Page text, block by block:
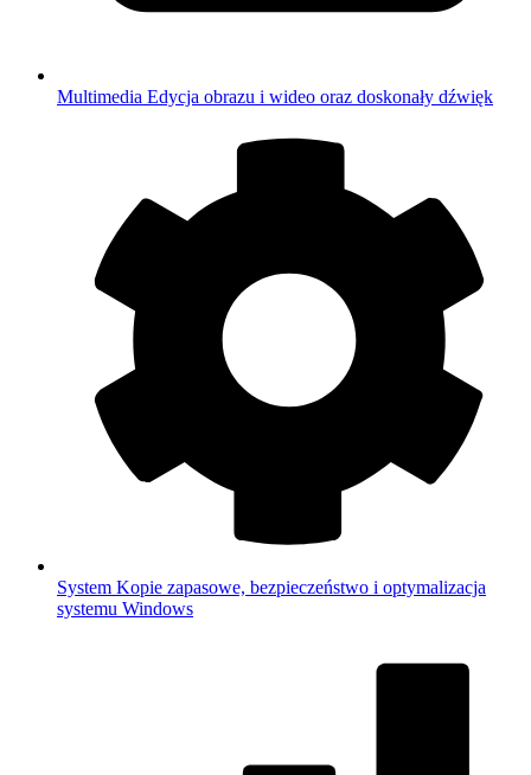
Multimedia Edycja obrazu i wideo oraz doskonały dźwięk
System Kopie zapasowe, bezpieczeństwo i optymalizacja
systemu Windows